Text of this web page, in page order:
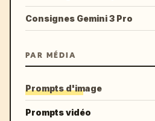
Consignes Gemini 3 Pro
PAR MÉDIA
Prompts d'image
Prompts vidéo